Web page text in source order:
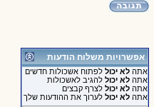
אפשרויות משלוח הודעות
אתה לא יכוללפתוח אשכולות חדשים
אתה לא יכוללהגיב לאשכולות
אתה לא יכוללצרף קבצים
אתה לא יכוללערוך את ההודעות שלך